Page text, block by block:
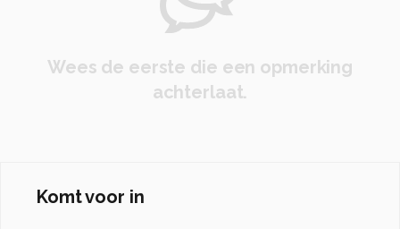
Wees de eerste die een opmerking
achterlaat.
Komt voor in